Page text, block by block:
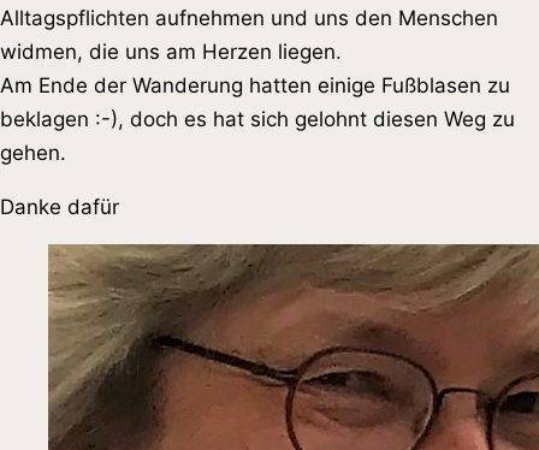
Alltagspflichten aufnehmen und uns den Menschen
widmen, die uns am Herzen liegen.
Am Ende der Wanderung hatten einige Fußblasen zu
beklagen :-), doch es hat sich gelohnt diesen Weg zu
gehen.
Danke dafür